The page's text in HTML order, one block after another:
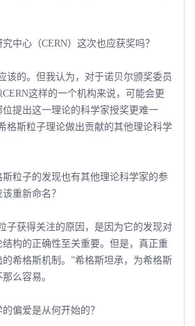
心（CERN）这次也应获奖吗？
的。但我认为，对于诺贝尔颁奖委员
这样的一个机构来说，可能会更
提出这一理论的科学家授奖更难一
格斯粒子理论做出贡献的其他理论科学
子的发现也有其他理论科学家的参
重新命名？
获得关注的原因，是因为它的发现对
构的正确性至关重要。但是，真正重
希格斯机制。”希格斯坦承，为希格斯
么容易。
爱是从何开始的？